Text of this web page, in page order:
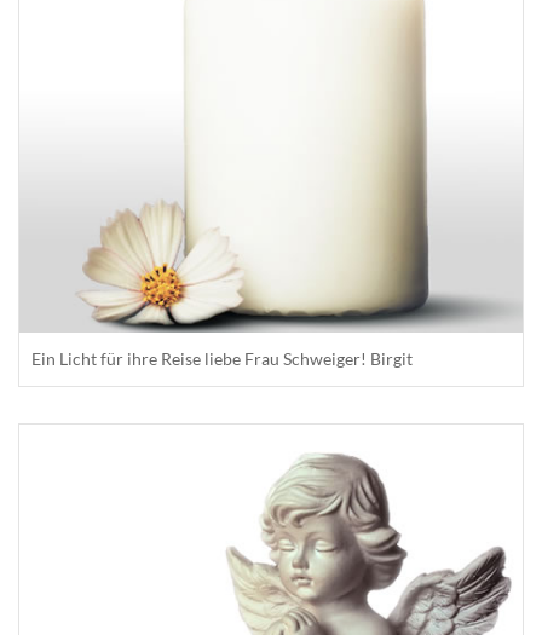
Ein Licht für ihre Reise liebe Frau Schweiger! Birgit